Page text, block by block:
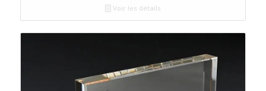
Voir les détails